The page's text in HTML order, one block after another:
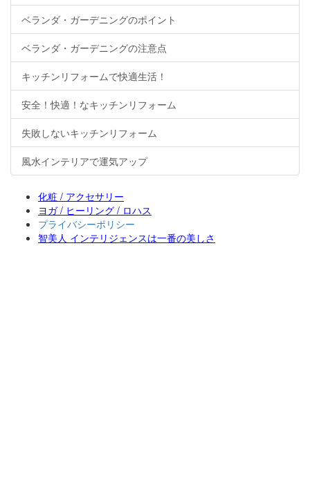
ベランダ・ガーデニングのポイント
ベランダ・ガーデニングの注意点
キッチンリフォームで快適生活！
安全！快適！なキッチンリフォーム
失敗しないキッチンリフォーム
風水インテリアで運気アップ
化粧 / アクセサリー
ヨガ / ヒーリング / ロハス
プライバシーポリシー
智美人 インテリジェンスは一番の美しさ